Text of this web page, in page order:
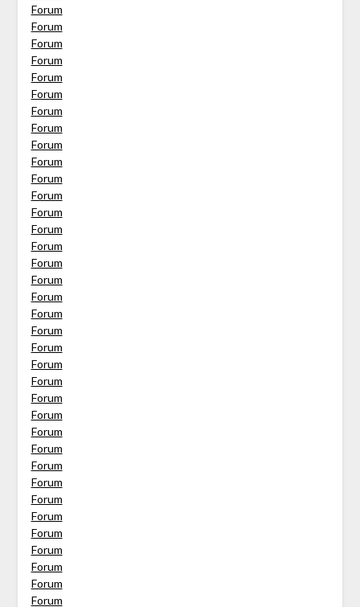
Forum
Forum
Forum
Forum
Forum
Forum
Forum
Forum
Forum
Forum
Forum
Forum
Forum
Forum
Forum
Forum
Forum
Forum
Forum
Forum
Forum
Forum
Forum
Forum
Forum
Forum
Forum
Forum
Forum
Forum
Forum
Forum
Forum
Forum
Forum
Forum